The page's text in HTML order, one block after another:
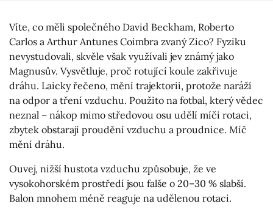
Víte, co měli společného David Beckham, Roberto
Carlos a Arthur Antunes Coimbra zvaný Zico? Fyziku
nevystudovali, skvěle však využívali jev známý jako
Magnusův. Vysvětluje, proč rotující koule zakřivuje
dráhu. Laicky řečeno, mění trajektorii, protože naráží
na odpor a tření vzduchu. Použito na fotbal, který vědec
neznal – nákop mimo středovou osu udělí míči rotaci,
zbytek obstarají proudění vzduchu a proudnice. Míč
mění dráhu.
Ouvej, nižší hustota vzduchu způsobuje, že ve
vysokohorském prostředí jsou falše o 20–30 % slabší.
Balon mnohem méně reaguje na udělenou rotaci.